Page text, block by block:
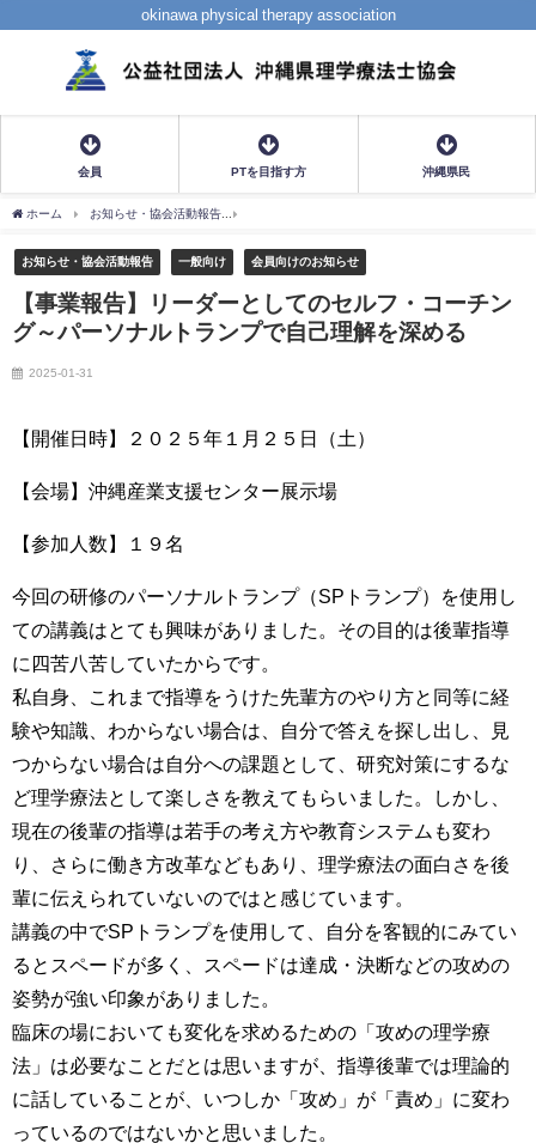
okinawa physical therapy association
会員 PTを目指す方 沖縄県民
ホーム お知らせ・協会活動報告
お知らせ・協会活動報告 一般向け 会員向けのお知らせ
【事業報告】リーダーとしてのセルフ・コーチン
グ～パーソナルトランプで自己理解を深める
2025-01-31
【開催日時】２０２５年１月２５日（土）
【会場】沖縄産業支援センター展示場
【参加人数】１９名
今回の研修のパーソナルトランプ（SPトランプ）を使用し
ての講義はとても興味がありました。その目的は後輩指導
に四苦八苦していたからです。
私自身、これまで指導をうけた先輩方のやり方と同等に経
験や知識、わからない場合は、自分で答えを探し出し、見
つからない場合は自分への課題として、研究対策にするな
ど理学療法として楽しさを教えてもらいました。しかし、
現在の後輩の指導は若手の考え方や教育システムも変わ
り、さらに働き方改革などもあり、理学療法の面白さを後
輩に伝えられていないのではと感じています。
講義の中でSPトランプを使用して、自分を客観的にみてい
るとスペードが多く、スペードは達成・決断などの攻めの
姿勢が強い印象がありました。
臨床の場においても変化を求めるための「攻めの理学療
法」は必要なことだとは思いますが、指導後輩では理論的
に話していることが、いつしか「攻め」が「責め」に変わ
っているのではないかと思いました。